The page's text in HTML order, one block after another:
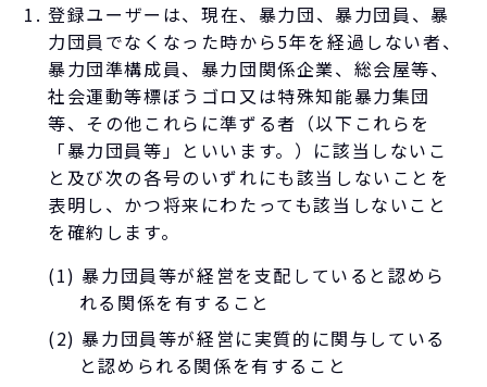
登録ユーザーは、現在、暴力団、暴力団員、暴
力団員でなくなった時から5年を経過しない者、
暴力団準構成員、暴力団関係企業、総会屋等、
社会運動等標ぼうゴロ又は特殊知能暴力集団
等、その他これらに準ずる者（以下これらを
「暴力団員等」といいます。）に該当しないこ
と及び次の各号のいずれにも該当しないことを
表明し、かつ将来にわたっても該当しないこと
を確約します。
(1) 暴力団員等が経営を支配していると認めら
れる関係を有すること
(2) 暴力団員等が経営に実質的に関与している
と認められる関係を有すること